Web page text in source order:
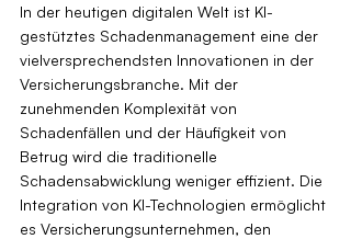
In der heutigen digitalen Welt ist KI-
gestütztes Schadenmanagement eine der
vielversprechendsten Innovationen in der
Versicherungsbranche. Mit der
zunehmenden Komplexität von
Schadenfällen und der Häufigkeit von
Betrug wird die traditionelle
Schadensabwicklung weniger effizient. Die
Integration von KI-Technologien ermöglicht
es Versicherungsunternehmen, den